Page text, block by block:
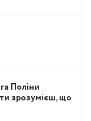
Поліни
зрозумієш, що